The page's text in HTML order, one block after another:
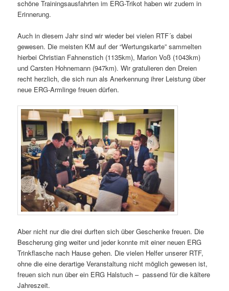
schöne Trainingsausfahrten im ERG-Trikot haben wir zudem in
Erinnerung.
Auch in diesem Jahr sind wir wieder bei vielen RTF´s dabei
gewesen. Die meisten KM auf der “Wertungskarte” sammelten
hierbei Christian Fahnenstich (1135km), Marion Voß (1043km)
und Carsten Hohnemann (947km). Wir gratulieren den Dreien
recht herzlich, die sich nun als Anerkennung ihrer Leistung über
neue ERG-Armlinge freuen dürfen.
Aber nicht nur die drei durften sich über Geschenke freuen. Die
Bescherung ging weiter und jeder konnte mit einer neuen ERG
Trinkflasche nach Hause gehen. Die vielen Helfer unserer RTF,
ohne die eine derartige Veranstaltung nicht möglich gewesen ist,
freuen sich nun über ein ERG Halstuch – passend für die kältere
Jahreszeit.